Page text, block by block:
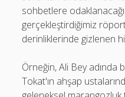
sohbetlere
gerçekleştirdiğimiz
derinliklerinde gizlenen
Örneğin, Ali Bey adında
Tokat'ın ahşap